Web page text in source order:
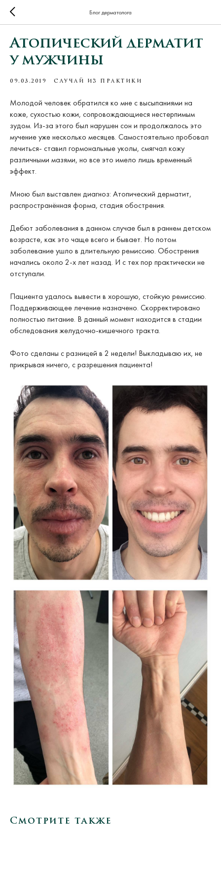
Блог дерматолога
Атопический дерматит
у мужчины
09.03.2019 СЛУЧАЙ ИЗ ПРАКТИКИ
Молодой человек обратился ко мне с высыпаниями на
коже, сухостью кожи, сопровождающиеся нестерпимым
зудом. Из-за этого был нарушен сон и продолжалось это
мучение уже несколько месяцев. Самостоятельно пробовал
лечиться- ставил гормональные уколы, смягчал кожу
различными мазями, но все это имело лишь временный
эффект.
Мною был выставлен диагноз: Атопический дерматит,
распространённая форма, стадия обострения.
Дебют заболевания в данном случае был в раннем детском
возрасте, как это чаще всего и бывает. Но потом
заболевание ушло в длительную ремиссию. Обострения
начались около 2-х лет назад. И с тех пор практически не
отступали.
Пациента удалось вывести в хорошую, стойкую ремиссию.
Поддерживающее лечение назначено. Скорректировано
полностью питание. В данный момент находится в стадии
обследования желудочно-кишечного тракта.
Фото сделаны с разницей в 2 недели! Выкладываю их, не
прикрывая ничего, с разрешения пациента!
Смотрите также